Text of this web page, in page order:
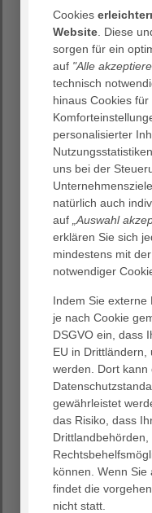
schwerstkranke
mehr als das -
Auszug aus der
„Was,
Alt-Epping erlebt es
erschrecken, wenn er
seinem Team vom
auch für sie da, wenn
eben nicht nur dann.
Die jüngste Folge von
gemeinsamen Reihe
Universitätsklinikum,
diesen Punkt deutlich
Gut verständlich legte
im Hörsaal der
Tätigkeitsbereichs
Arzt jemals von einer
sollte, fragen Sie
Krankheiten, die nicht
weite Strecken
kontrollieren, sodass
ihnen leben könne.
Cookies
Website . Diese
sorgen für ein
auf "Alle
technisch
hinaus Cookies
personalisierter
uns bei der
natürlich auch
auf „Auswahl
erklären Sie sich
mindestens mit
notwendiger
Indem Sie externe
je nach Cookie
DSGVO ein, dass
EU in Drittländern,
werden. Dort kann
gewährleistet
das Risiko, dass
können. Wenn Sie
findet die
nicht statt.